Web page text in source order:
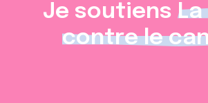
Je soutiens La
contre le